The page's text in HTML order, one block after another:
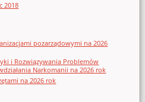
2018
pozarządowymi na 2026
i Rozwiązywania Problemów
Narkomanii na 2026 rok
na 2026 rok